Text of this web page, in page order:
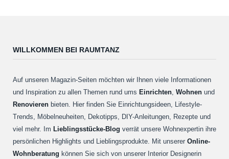
WILLKOMMEN BEI RAUMTANZ
Auf unseren Magazin-Seiten möchten wir Ihnen viele Informationen
und Inspiration zu allen Themen rund ums Einrichten, Wohnen und
Renovieren bieten. Hier finden Sie Einrichtungsideen, Lifestyle-
Trends, Möbelneuheiten, Dekotipps, DIY-Anleitungen, Rezepte und
viel mehr. Im Lieblingsstücke-Blog verrät unsere Wohnexpertin ihre
persönlichen Highlights und Lieblingsprodukte. Mit unserer Online-
Wohnberatung können Sie sich von unserer Interior Designerin